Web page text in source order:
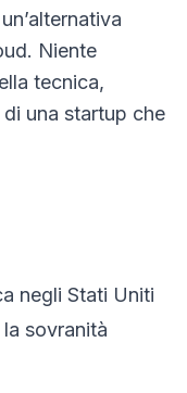
Niente
tecnica,
di una startup che
negli Stati Uniti
sovranità